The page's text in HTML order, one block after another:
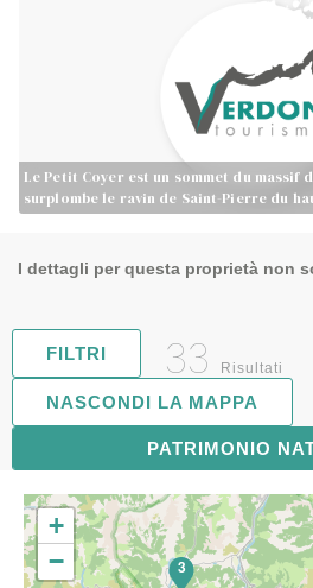
Le Petit Coyer est un sommet du massif
surplombe le ravin de Saint-Pierre du
I dettagli per questa proprietà non
FILTRI 33 Risultati
PATRIMONIO
NASCONDI LA MAPPA
3
+
−